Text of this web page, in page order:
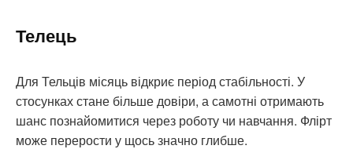
Телець
Для Тельців місяць відкриє період стабільності. У
стосунках стане більше довіри, а самотні отримають
шанс познайомитися через роботу чи навчання. Флірт
може перерости у щось значно глибше.